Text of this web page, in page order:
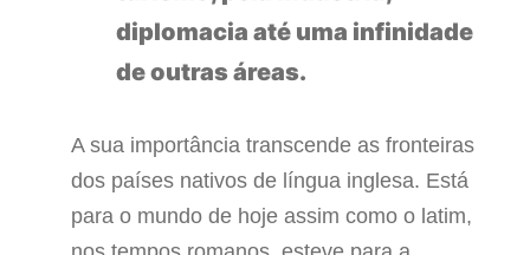
diplomacia até uma infinidade
de outras áreas.
A sua importância transcende as fronteiras
dos países nativos de língua inglesa. Está
para o mundo de hoje assim como o latim,